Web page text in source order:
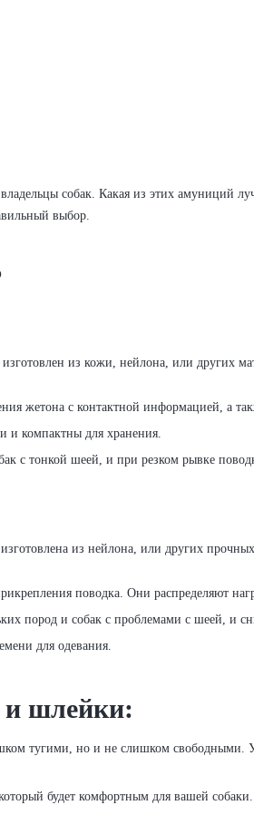
собак. Какая из этих амуниций
выбор.
из кожи, нейлона, или других
жетона с контактной информацией, а
и компактны для хранения.
с тонкой шеей, и при резком рывке
из нейлона, или других
поводка. Они распределяют
пород и собак с проблемами с шеей, и
для одевания.
и шлейки:
тугими, но и не слишком свободными.
будет комфортным для вашей